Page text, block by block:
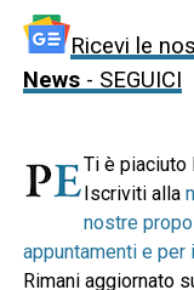
Ricevi le
News- SEGUICI
Ti è piaciuto
Iscriviti alla
nostre
appuntamenti e
Rimani aggiornato